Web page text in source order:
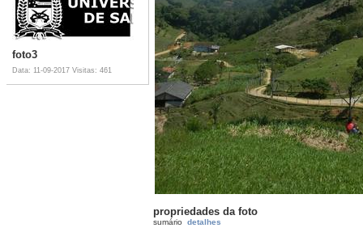
foto3
Data: 11-09-2017 Visitas: 461
propriedades da foto
sumário detalhes